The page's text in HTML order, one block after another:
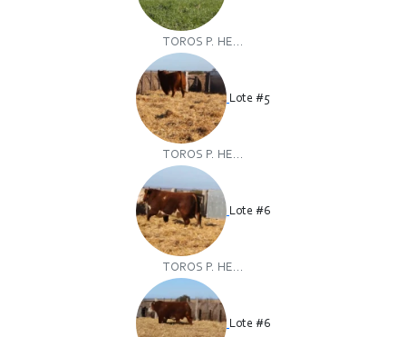
TOROS P. HE...
Lote #5
TOROS P. HE...
Lote #6
TOROS P. HE...
Lote #6